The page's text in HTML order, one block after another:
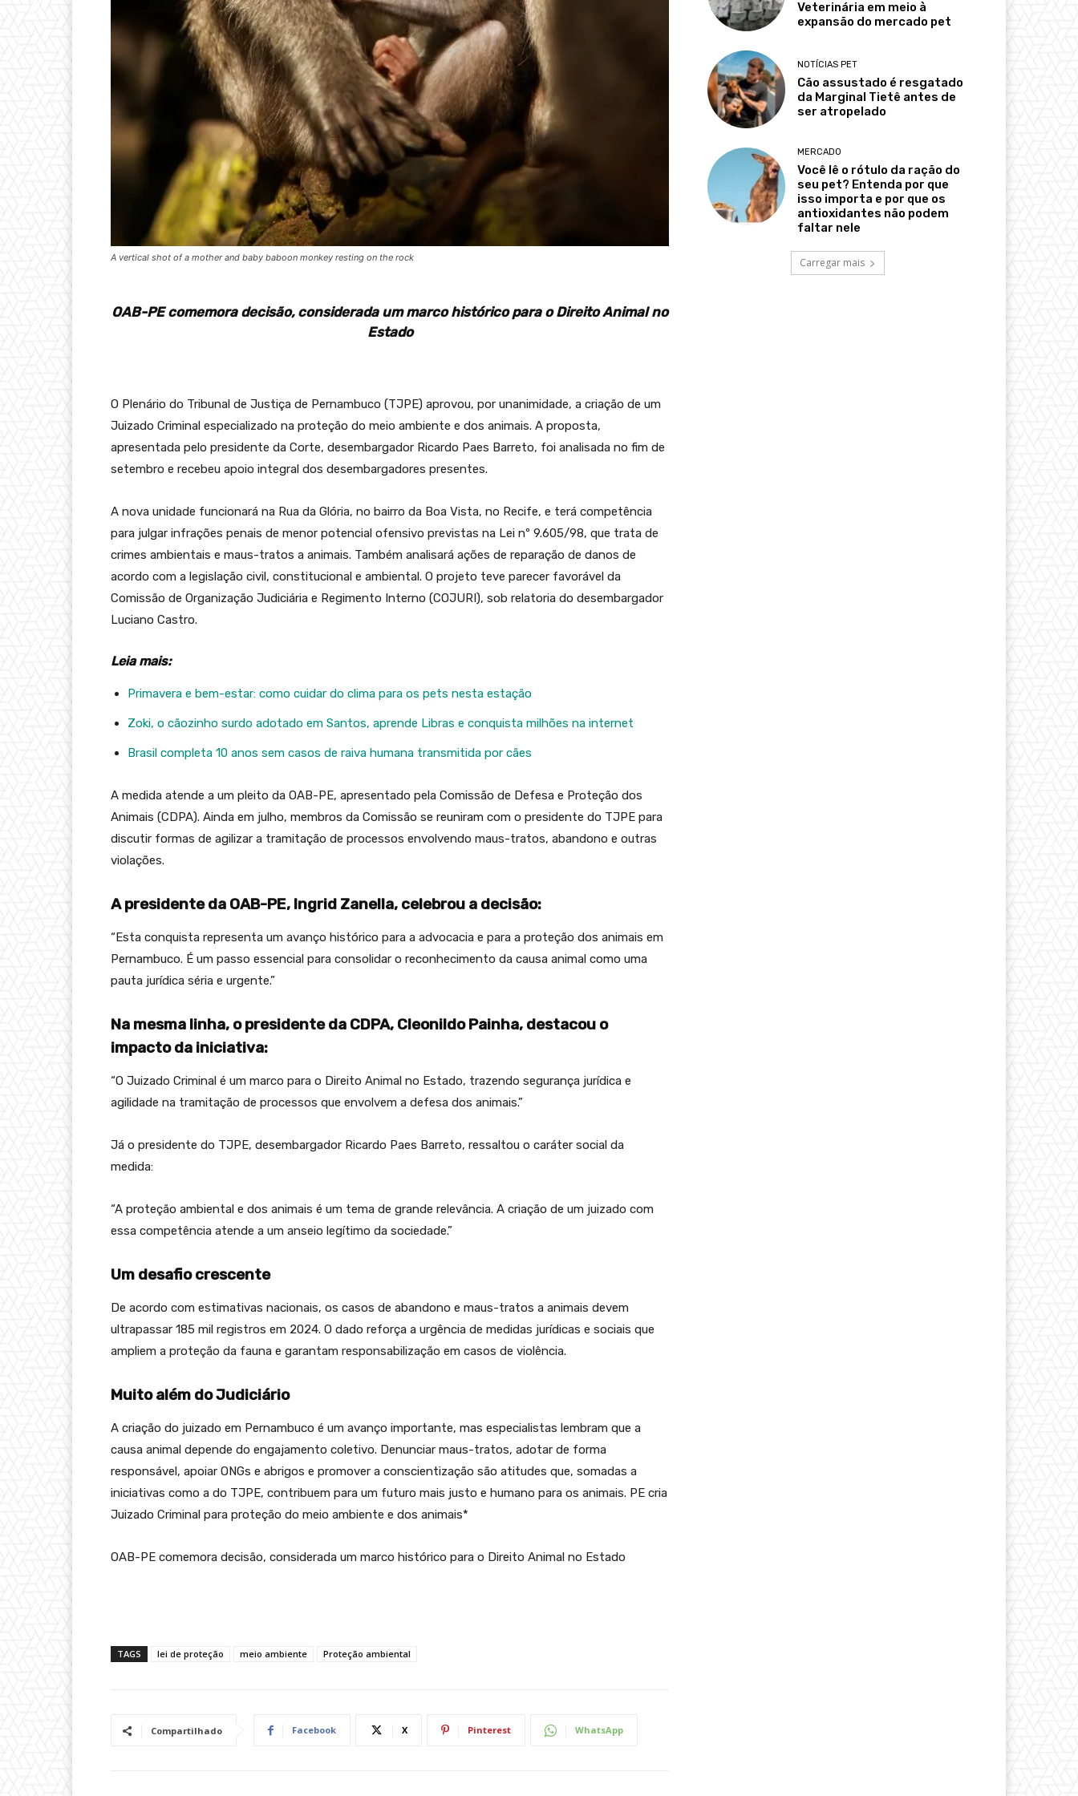
A vertical shot of a mother and baby baboon monkey resting on the rock
OAB-PE comemora decisão, considerada um marco histórico para o Direito Animal no
Estado
O Plenário do Tribunal de Justiça de Pernambuco (TJPE) aprovou, por unanimidade, a criação de um
Juizado Criminal especializado na proteção do meio ambiente e dos animais. A proposta,
apresentada pelo presidente da Corte, desembargador Ricardo Paes Barreto, foi analisada no fim de
setembro e recebeu apoio integral dos desembargadores presentes.
A nova unidade funcionará na Rua da Glória, no bairro da Boa Vista, no Recife, e terá competência
para julgar infrações penais de menor potencial ofensivo previstas na Lei nº 9.605/98, que trata de
crimes ambientais e maus-tratos a animais. Também analisará ações de reparação de danos de
acordo com a legislação civil, constitucional e ambiental. O projeto teve parecer favorável da
Comissão de Organização Judiciária e Regimento Interno (COJURI), sob relatoria do desembargador
Luciano Castro.
Leia mais:
Primavera e bem-estar: como cuidar do clima para os pets nesta estação
Zoki, o cãozinho surdo adotado em Santos, aprende Libras e conquista milhões na internet
Brasil completa 10 anos sem casos de raiva humana transmitida por cães
A medida atende a um pleito da OAB-PE, apresentado pela Comissão de Defesa e Proteção dos
Animais (CDPA). Ainda em julho, membros da Comissão se reuniram com o presidente do TJPE para
discutir formas de agilizar a tramitação de processos envolvendo maus-tratos, abandono e outras
violações.
A presidente da OAB-PE, Ingrid Zanella, celebrou a decisão:
“Esta conquista representa um avanço histórico para a advocacia e para a proteção dos animais em
Pernambuco. É um passo essencial para consolidar o reconhecimento da causa animal como uma
pauta jurídica séria e urgente.”
Na mesma linha, o presidente da CDPA, Cleonildo Painha, destacou o
impacto da iniciativa:
“O Juizado Criminal é um marco para o Direito Animal no Estado, trazendo segurança jurídica e
agilidade na tramitação de processos que envolvem a defesa dos animais.”
Já o presidente do TJPE, desembargador Ricardo Paes Barreto, ressaltou o caráter social da
medida:
“A proteção ambiental e dos animais é um tema de grande relevância. A criação de um juizado com
essa competência atende a um anseio legítimo da sociedade.”
Um desafio crescente
De acordo com estimativas nacionais, os casos de abandono e maus-tratos a animais devem
ultrapassar 185 mil registros em 2024. O dado reforça a urgência de medidas jurídicas e sociais que
ampliem a proteção da fauna e garantam responsabilização em casos de violência.
Muito além do Judiciário
A criação do juizado em Pernambuco é um avanço importante, mas especialistas lembram que a
causa animal depende do engajamento coletivo. Denunciar maus-tratos, adotar de forma
responsável, apoiar ONGs e abrigos e promover a conscientização são atitudes que, somadas a
iniciativas como a do TJPE, contribuem para um futuro mais justo e humano para os animais. PE cria
Juizado Criminal para proteção do meio ambiente e dos animais*
OAB-PE comemora decisão, considerada um marco histórico para o Direito Animal no Estado
TAGS lei de proteção meio ambiente Proteção ambiental
Compartilhado Facebook X Pinterest WhatsApp
Veterinária em meio à
expansão do mercado pet
NOTÍCIAS PET
Cão assustado é resgatado
da Marginal Tietê antes de
ser atropelado
MERCADO
Você lê o rótulo da ração do
seu pet? Entenda por que
isso importa e por que os
antioxidantes não podem
faltar nele
Carregar mais